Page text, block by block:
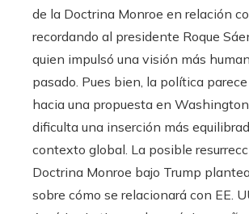
de la Doctrina Monroe en relación
recordando al presidente Roque
quien impulsó una visión más
pasado. Pues bien, la política
hacia una propuesta en
dificulta una inserción más
contexto global. La posible
Doctrina Monroe bajo Trump
sobre cómo se relacionará con EE.